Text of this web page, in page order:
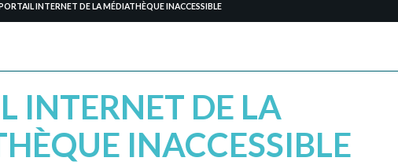
INTERNET DE LA MÉDIATHÈQUE INACCESSIBLE
INTERNET DE LA
INACCESSIBLE